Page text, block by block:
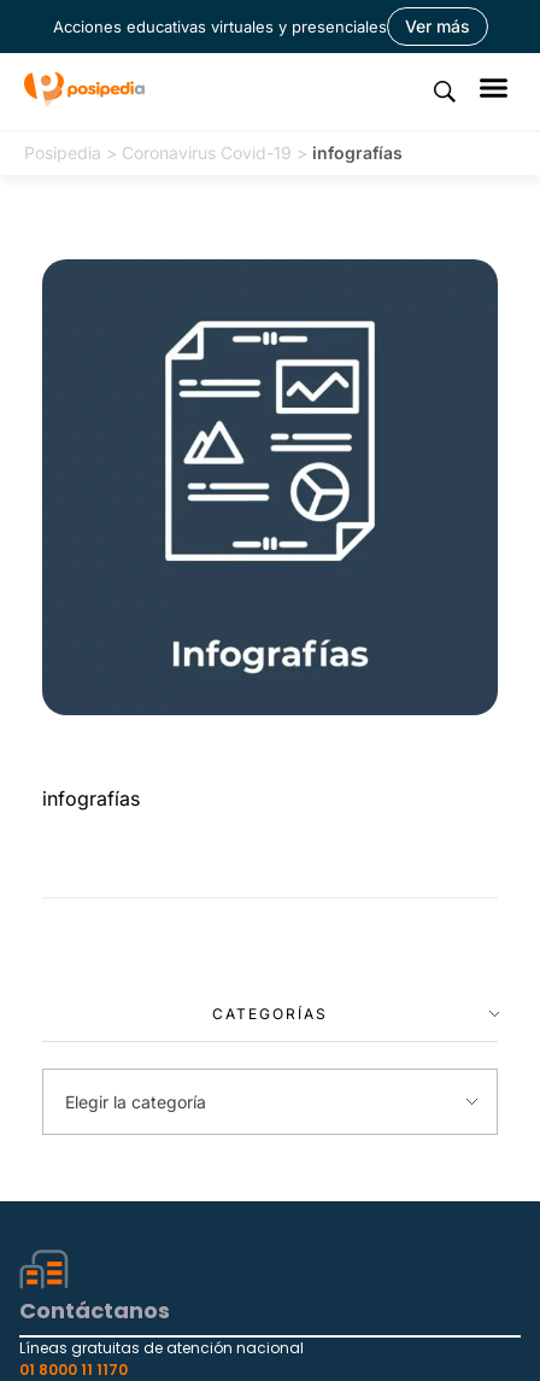
Acciones educativas virtuales y presenciales Ver más
Posipedia > Coronavirus Covid-19 > infografías
infografías
CATEGORÍAS
Contáctanos
Líneas gratuitas de atención nacional
01 8000 11 1170